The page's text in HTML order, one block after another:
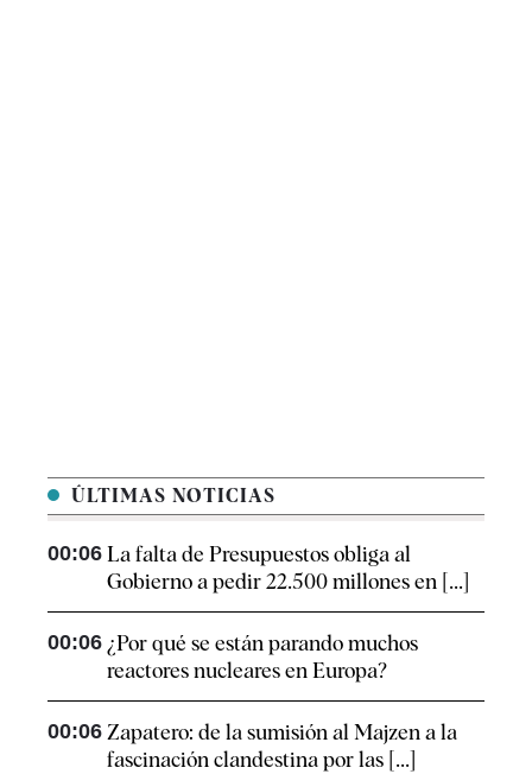
ÚLTIMAS NOTICIAS
00:06 La falta de Presupuestos obliga al
Gobierno a pedir 22.500 millones en [...]
00:06 ¿Por qué se están parando muchos
reactores nucleares en Europa?
00:06 Zapatero: de la sumisión al Majzen a la
fascinación clandestina por las [...]